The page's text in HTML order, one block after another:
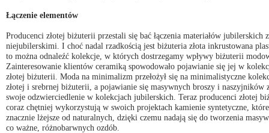
Łączenie elementów
Producenci złotej biżuterii przestali się bać łączenia materiałów jubilerskich z
niejubilerskimi. I choć nadal rzadkością jest biżuteria złota inkrustowana
to można odnaleźć kolekcje, w których dostrzegamy wpływy biżuterii
Zainteresowanie klientów ceramiką spowodowało pojawianie się jej w
złotej biżuterii. Moda na minimalizm przełożył się na minimalistyczne
złotej i srebrnej biżuterii, a pojawianie się masywnych broszy i naszyjników
swoje odzwierciedlenie w kolekcjach jubilerskich. Teraz producenci złotej
coraz chętniej wykorzystują w swoich projektach kamienie syntetyczne,
znacznie lżejsze od naturalnych, dzięki czemu nadają się do tworzenia
co ważne, różnobarwnych ozdób.